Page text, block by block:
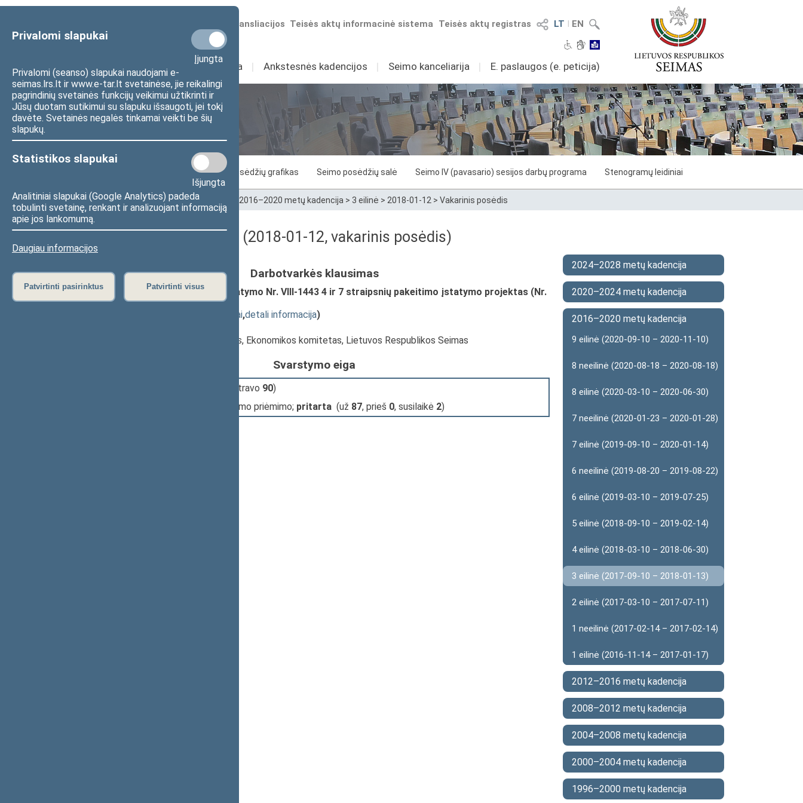
Privalomi slapukai
Įjungta
Privalomi (seanso) slapukai naudojami e-
seimas.lrs.lt ir www.e-tar.lt svetainėse, jie reikalingi
pagrindinių svetainės funkcijų veikimui užtikrinti ir
Jūsų duotam sutikimui su slapuku išsaugoti, jei tokį
davėte. Svetainės negalės tinkamai veikti be šių
slapukų.
Statistikos slapukai
Išjungta
Analitiniai slapukai (Google Analytics) padeda
tobulinti svetainę, renkant ir analizuojant informaciją
apie jos lankomumą.
Daugiau informacijos
Patvirtinti pasirinktus Patvirtinti visus
LT I EN
Teisės aktų registras
Teisės aktų informacinė sistema
Numatomos transliacijos
Sudėtis Veikla I Ankstesnės kadencijos I Seimo kanceliarija I E. paslaugos (e. peticija)
Seimo posėdžiai
Posėdžiai Posėdžių grafikas Seimo posėdžių salė Seimo IV (pavasario) sesijos darbų programa Stenogramų leidiniai
Pradžia>Seimo posėdžiai>Kadencijos 2016–2020 metų kadencija > 3 eilinė > 2018-01-12 > Vakarinis posėdis
Darbotvarkės klausimas (2018-01-12, vakarinis posėdis)
Darbotvarkės klausimas
Valstybės ir tarnybos paslapčių įstatymo Nr. VIII-1443 4 ir 7 straipsnių pakeitimo įstatymo projektas (Nr.
XIIIP-906(2)); priėmimas
susiję dokumentai,detali informacija)
, Komisijos narys, Ekonomikos komitetas, Lietuvos Respublikos Seimas
Svarstymo eiga
(užsiregistravo 90)
dėl įstatymo priėmimo; pritarta (už 87, prieš 0, susilaikė 2)
2024–2028 metų kadencija
2020–2024 metų kadencija
2016–2020 metų kadencija
9 eilinė (2020-09-10 – 2020-11-10)
8 neeilinė (2020-08-18 – 2020-08-18)
8 eilinė (2020-03-10 – 2020-06-30)
7 neeilinė (2020-01-23 – 2020-01-28)
7 eilinė (2019-09-10 – 2020-01-14)
6 neeilinė (2019-08-20 – 2019-08-22)
6 eilinė (2019-03-10 – 2019-07-25)
5 eilinė (2018-09-10 – 2019-02-14)
4 eilinė (2018-03-10 – 2018-06-30)
3 eilinė (2017-09-10 – 2018-01-13)
2 eilinė (2017-03-10 – 2017-07-11)
1 neeilinė (2017-02-14 – 2017-02-14)
1 eilinė (2016-11-14 – 2017-01-17)
2012–2016 metų kadencija
2008–2012 metų kadencija
2004–2008 metų kadencija
2000–2004 metų kadencija
1996–2000 metų kadencija